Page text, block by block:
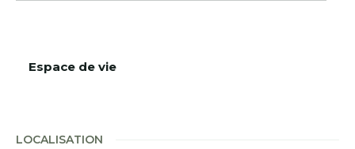
Espace de vie
LOCALISATION